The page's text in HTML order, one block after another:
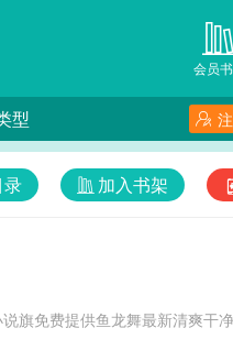
会员
型
加入书架
录
旗免费提供鱼龙舞最新清爽干